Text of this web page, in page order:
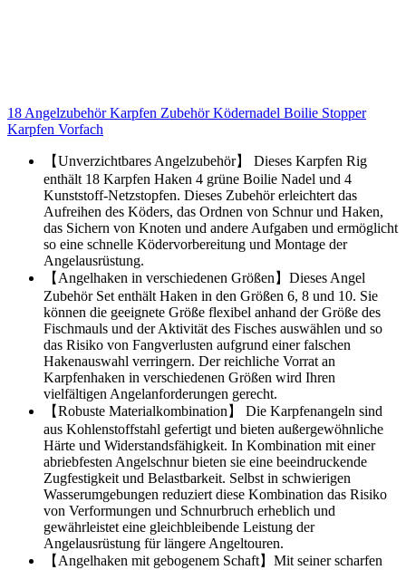
18 Angelzubehör Karpfen Zubehör Ködernadel Boilie Stopper
Karpfen Vorfach
【Unverzichtbares Angelzubehör】 Dieses Karpfen Rig
enthält 18 Karpfen Haken 4 grüne Boilie Nadel und 4
Kunststoff-Netzstopfen. Dieses Zubehör erleichtert das
Aufreihen des Köders, das Ordnen von Schnur und Haken,
das Sichern von Knoten und andere Aufgaben und ermöglicht
so eine schnelle Ködervorbereitung und Montage der
Angelausrüstung.
【Angelhaken in verschiedenen Größen】Dieses Angel
Zubehör Set enthält Haken in den Größen 6, 8 und 10. Sie
können die geeignete Größe flexibel anhand der Größe des
Fischmauls und der Aktivität des Fisches auswählen und so
das Risiko von Fangverlusten aufgrund einer falschen
Hakenauswahl verringern. Der reichliche Vorrat an
Karpfenhaken in verschiedenen Größen wird Ihren
vielfältigen Angelanforderungen gerecht.
【Robuste Materialkombination】 Die Karpfenangeln sind
aus Kohlenstoffstahl gefertigt und bieten außergewöhnliche
Härte und Widerstandsfähigkeit. In Kombination mit einer
abriebfesten Angelschnur bieten sie eine beeindruckende
Zugfestigkeit und Belastbarkeit. Selbst in schwierigen
Wasserumgebungen reduziert diese Kombination das Risiko
von Verformungen und Schnurbruch erheblich und
gewährleistet eine gleichbleibende Leistung der
Angelausrüstung für längere Angeltouren.
【Angelhaken mit gebogenem Schaft】Mit seiner scharfen